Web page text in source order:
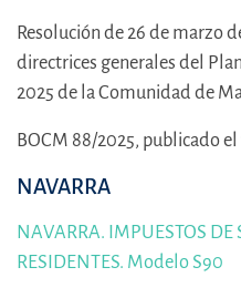
Resolución de 26 de marzo
directrices generales del
2025 de la Comunidad de
BOCM 88/2025, publicado el
NAVARRA
NAVARRA. IMPUESTOS DE
RESIDENTES. Modelo S90